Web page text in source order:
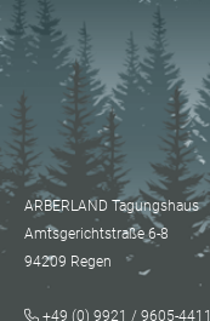
ARBERLAND Tagungshaus
Amtsgerichtstraße 6-8
94209 Regen
+49 (0) 9921 / 9605-4411